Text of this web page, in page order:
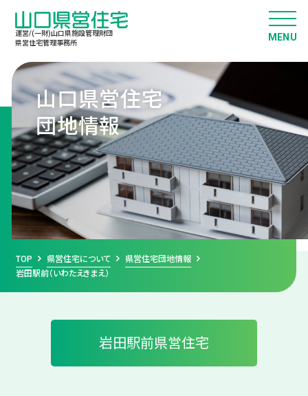
運営/(一財)山口県施設管理財団
県営住宅管理事務所
山口県営住宅
団地情報
TOP 県営住宅について
県営住宅団地情報
岩田駅前（いわたえきまえ）
岩田駅前県営住宅